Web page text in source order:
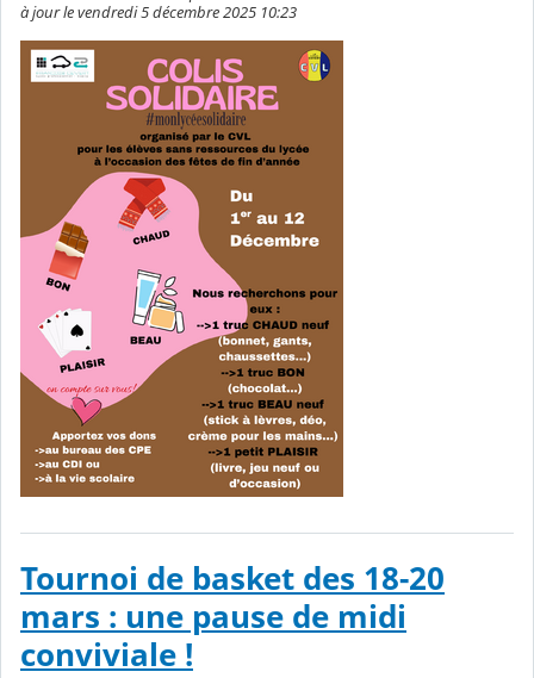
à jour le vendredi 5 décembre 2025 10:23
Tournoi de basket des 18-20
mars : une pause de midi
conviviale !